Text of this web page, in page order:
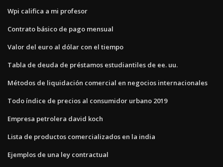
Wpi califica a mi profesor
Contrato básico de pago mensual
Valor del euro al dólar con el tiempo
Tabla de deuda de préstamos estudiantiles de ee. uu.
Métodos de liquidación comercial en negocios internacionales
Todo índice de precios al consumidor urbano 2019
Empresa petrolera david koch
Lista de productos comercializados en la india
Ejemplos de una ley contractual